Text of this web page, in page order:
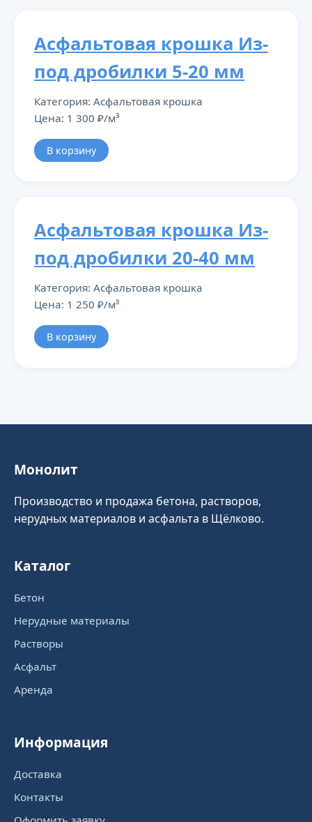
Асфальтовая крошка Из-
под дробилки 5-20 мм
Категория: Асфальтовая крошка
Цена: 1 300 ₽/м³
В корзину
Асфальтовая крошка Из-
под дробилки 20-40 мм
Категория: Асфальтовая крошка
Цена: 1 250 ₽/м³
В корзину
Монолит
Производство и продажа бетона, растворов,
нерудных материалов и асфальта в Щёлково.
Каталог
Бетон
Нерудные материалы
Растворы
Асфальт
Аренда
Информация
Доставка
Контакты